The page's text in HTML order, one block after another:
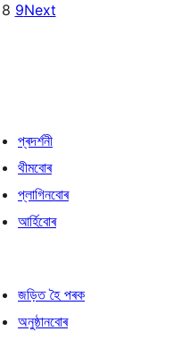
8 9Next
প্ৰদৰ্শনী
থীমবোৰ
প্লাগিনবোৰ
আৰ্হিবোৰ
জড়িত হৈ পৰক
অনুষ্ঠানবোৰ